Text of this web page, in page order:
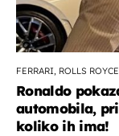
FERRARI, ROLLS
Ronaldo
automobila,
koliko ih ima!